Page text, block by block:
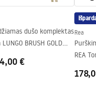
24 mėnesių
Durų
- iš vienos
dušo komplektas
BRUSH GOLD
€
Rea
REA